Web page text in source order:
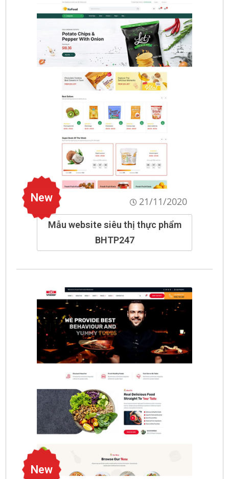
New 21/11/2020
Mẫu website siêu thị thực phẩm
BHTP247
New